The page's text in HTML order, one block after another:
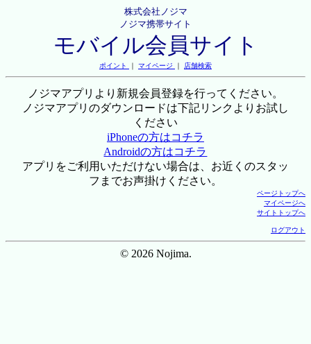
株式会社ノジマ
ノジマ携帯サイト
モバイル会員サイト
ポイント ｜ マイページ ｜ 店舗検索
ノジマアプリより新規会員登録を行ってください。
ノジマアプリのダウンロードは下記リンクよりお試し
ください
iPhoneの方はコチラ
Androidの方はコチラ
アプリをご利用いただけない場合は、お近くのスタッ
フまでお声掛けください。
ページトップへ
マイページへ
サイトトップへ
ログアウト
© 2026 Nojima.